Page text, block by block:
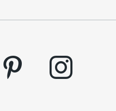
pinterest instagram